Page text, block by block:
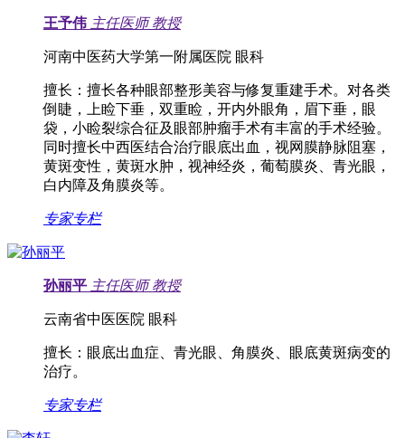
王予伟 主任医师 教授
河南中医药大学第一附属医院 眼科
擅长： 擅长各种眼部整形美容与修复重建手术。对各类
倒睫，上睑下垂，双重睑，开内外眼角，眉下垂，眼
袋，小睑裂综合征及眼部肿瘤手术有丰富的手术经验。
同时擅长中西医结合治疗眼底出血，视网膜静脉阻塞，
黄斑变性，黄斑水肿，视神经炎，葡萄膜炎、青光眼，
白内障及角膜炎等。
专家专栏
孙丽平 主任医师 教授
云南省中医医院 眼科
擅长： 眼底出血症、青光眼、角膜炎、眼底黄斑病变的
治疗。
专家专栏